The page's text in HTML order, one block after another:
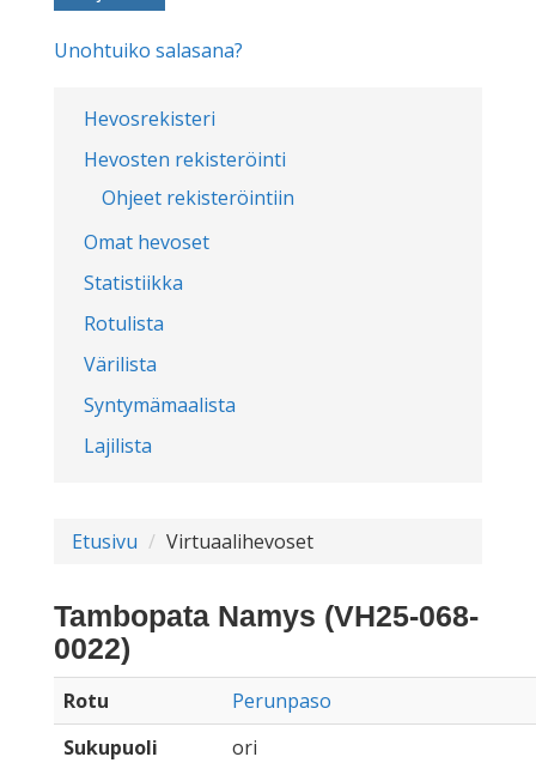
Hevosrekisteri
Hevosten rekisteröinti
Ohjeet rekisteröintiin
Omat hevoset
Statistiikka
Rotulista
Värilista
Syntymämaalista
Lajilista
Unohtuiko salasana?
Etusivu Virtuaalihevoset
Tambopata Namys (VH25-068-
0022)
Rotu
Perunpaso
Sukupuoli
ori